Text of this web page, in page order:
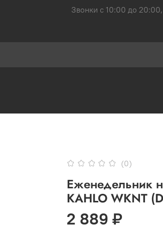
Звонки с 10:00 до
(0)
Еженедельник
KAHLO WKNT
2 889 ₽